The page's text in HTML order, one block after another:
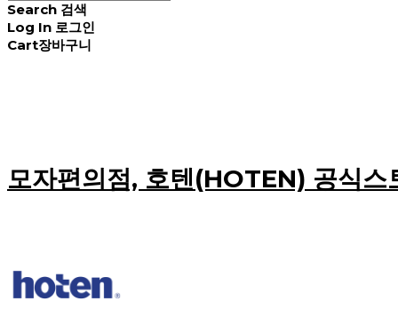
Search 검색
Log In 로그인
Cart장바구니
모자편의점, 호텐(HOTEN) 공식스